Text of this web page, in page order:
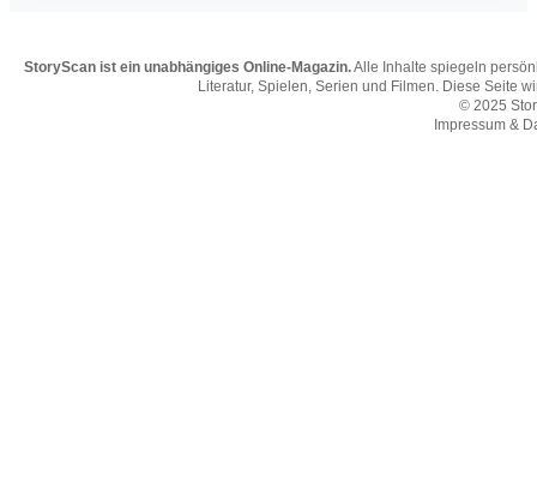
StoryScan ist ein unabhängiges Online-Magazin.Alle Inhalte spiegeln
Literatur, Spielen, Serien und Filmen. Diese Seite
© 2025
Impressum &